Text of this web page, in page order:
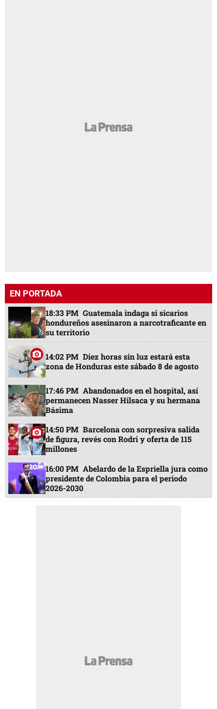
EN PORTADA
18:33 PM Guatemala indaga si sicarios
hondureños asesinaron a narcotraficante en
su territorio
14:02 PM Diez horas sin luz estará esta
zona de Honduras este sábado 8 de agosto
17:46 PM Abandonados en el hospital, así
permanecen Nasser Hilsaca y su hermana
Básima
14:50 PM Barcelona con sorpresiva salida
de figura, revés con Rodri y oferta de 115
millones
16:00 PM Abelardo de la Espriella jura como
presidente de Colombia para el periodo
2026-2030